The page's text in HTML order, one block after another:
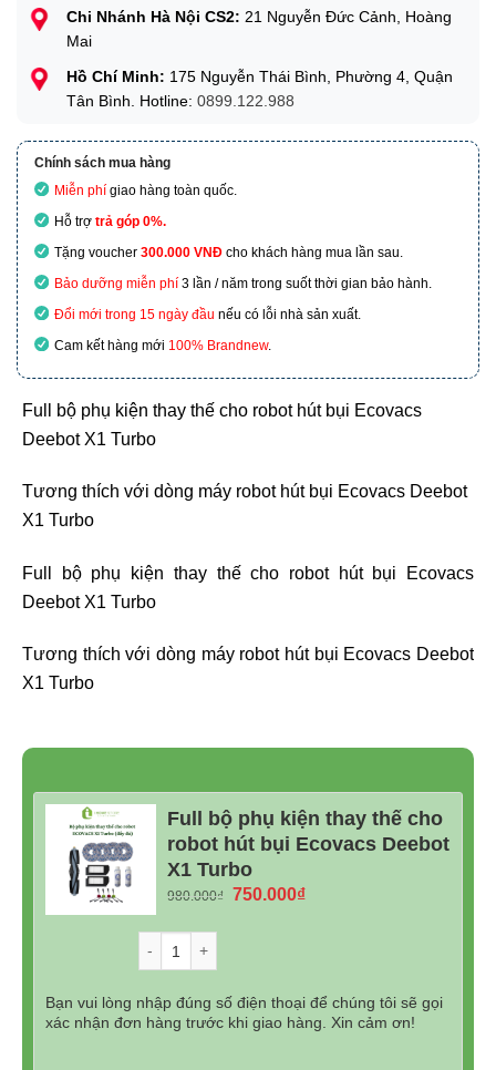
Chi Nhánh Hà Nội CS2: 21 Nguyễn Đức Cảnh, Hoàng
Mai
Hồ Chí Minh: 175 Nguyễn Thái Bình, Phường 4, Quận
Tân Bình. Hotline: 0899.122.988
Chính sách mua hàng
Miễn phí giao hàng toàn quốc.
Hỗ trợ trả góp 0%.
Tặng voucher 300.000 VNĐ cho khách hàng mua lần sau.
Bảo dưỡng miễn phí 3 lần / năm trong suốt thời gian bảo hành.
Đổi mới trong 15 ngày đầu nếu có lỗi nhà sản xuất.
Cam kết hàng mới 100% Brandnew.
Full bộ phụ kiện thay thế cho robot hút bụi Ecovacs
Deebot X1 Turbo
Tương thích với dòng máy robot hút bụi Ecovacs Deebot
X1 Turbo
Full bộ phụ kiện thay thế cho robot hút bụi Ecovacs
Deebot X1 Turbo
Tương thích với dòng máy robot hút bụi Ecovacs Deebot
X1 Turbo
Full bộ phụ kiện thay thế cho
robot hút bụi Ecovacs Deebot
X1 Turbo
980.000₫ Giá
750.000₫Giá
Bạn vui lòng nhập đúng số điện thoại để chúng tôi sẽ gọi
xác nhận đơn hàng trước khi giao hàng. Xin cảm ơn!